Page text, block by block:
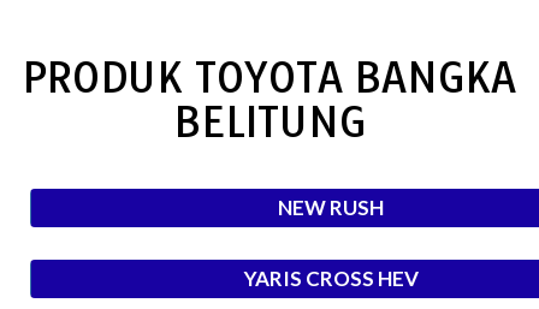
PRODUK TOYOTA BANGKA
BELITUNG
NEW RUSH
YARIS CROSS HEV